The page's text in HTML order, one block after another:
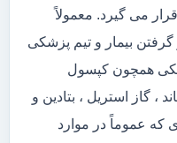
می گیرد. معمولاً
بیمار و تیم پزشکی
همچون کپسول
، گاز استریل ، بتادین و
که عموماً در موارد